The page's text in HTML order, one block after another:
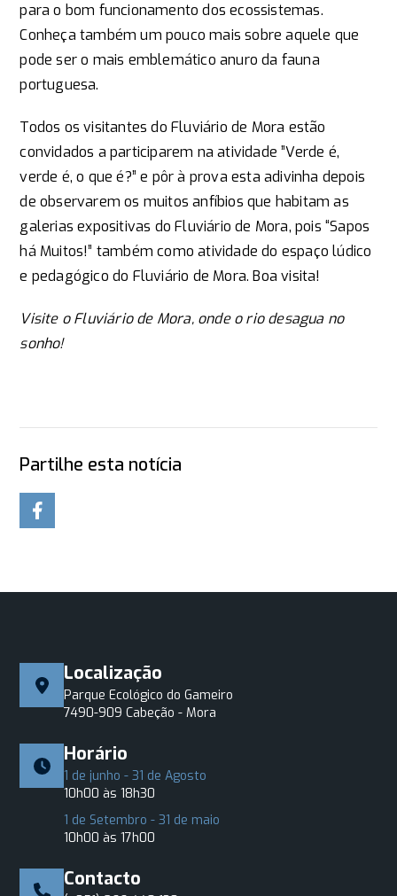
para o bom funcionamento dos ecossistemas.
Conheça também um pouco mais sobre aquele que
pode ser o mais emblemático anuro da fauna
portuguesa.
Todos os visitantes do Fluviário de Mora estão
convidados a participarem na atividade ”Verde é,
verde é, o que é?” e pôr à prova esta adivinha depois
de observarem os muitos anfíbios que habitam as
galerias expositivas do Fluviário de Mora, pois “Sapos
há Muitos!” também como atividade do espaço lúdico
e pedagógico do Fluviário de Mora. Boa visita!
Visite o Fluviário de Mora, onde o rio desagua no
sonho!
Partilhe esta notícia
Localização
Parque Ecológico do Gameiro
7490-909 Cabeção - Mora
Horário
1 de junho - 31 de Agosto
10h00 às 18h30
1 de Setembro - 31 de maio
10h00 às 17h00
Contacto